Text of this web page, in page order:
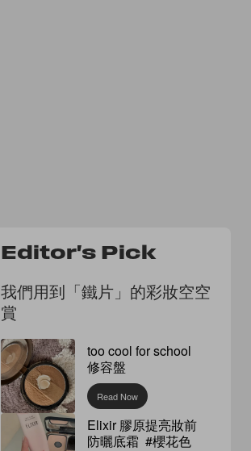
Editor's Pick
我們用到「鐵片」的彩妝空空
賞
too cool for school
修容盤
Read Now
Elixir 膠原提亮妝前
防曬底霜 #櫻花色